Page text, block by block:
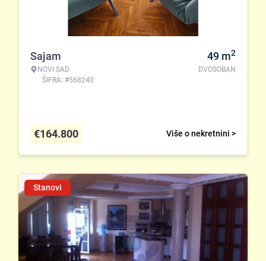
Sajam
NOVI SAD
ŠIFRA: #568240
49 m2
DVOSOBAN
Više o nekretnini >
€164.800
Stanovi